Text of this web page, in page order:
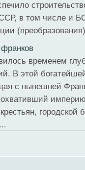
в том числе и
франков
временем
В этой
с нынешней
охвативший